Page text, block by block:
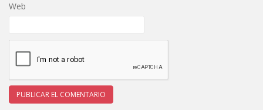
Web